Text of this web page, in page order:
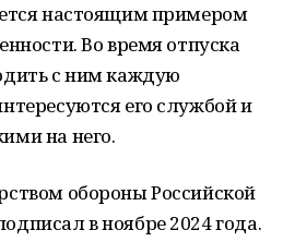
настоящим примером
Во время отпуска
с ним каждую
его службой и
на него.
обороны Российской
в ноябре 2024 года.